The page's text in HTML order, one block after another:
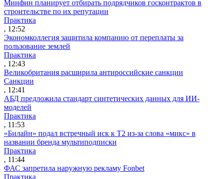
Минфин планирует отбирать подрядчиков госконтрактов в
строительстве по их репутации
Практика
, 12:52
Экономколлегия защитила компанию от переплаты за
пользование землей
Практика
, 12:43
Великобритания расширила антироссийские санкции
Санкции
, 12:41
АБД предложила стандарт синтетических данных для ИИ-
моделей
Практика
, 11:53
«Билайн» подал встречный иск к Т2 из-за слова «микс» в
названии бренда мультиподписки
Практика
, 11:44
ФАС запретила наружную рекламу Fonbet
Практика